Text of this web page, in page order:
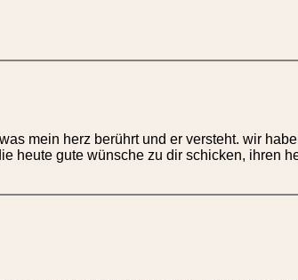
mein herz berührt und er versteht. wir
heute gute wünsche zu dir schicken, ihren